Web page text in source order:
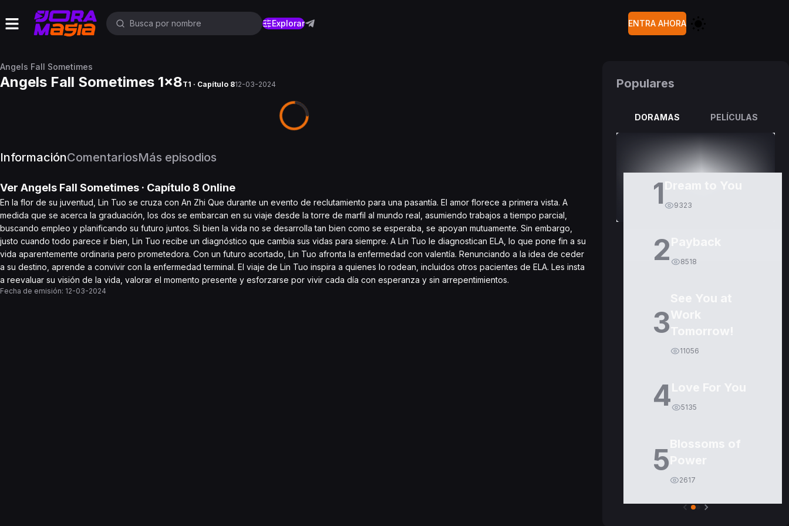
Explorar ENTRA AHORA
Angels Fall Sometimes
Angels Fall Sometimes 1x8T1 · Capítulo 812-03-2024
InformaciónComentariosMás episodios
Ver Angels Fall Sometimes · Capítulo 8 Online
En la flor de su juventud, Lin Tuo se cruza con An Zhi Que durante un evento de reclutamiento para una pasantía. El amor florece a primera vista. A
medida que se acerca la graduación, los dos se embarcan en su viaje desde la torre de marfil al mundo real, asumiendo trabajos a tiempo parcial,
buscando empleo y planificando su futuro juntos. Si bien la vida no se desarrolla tan bien como se esperaba, se apoyan mutuamente. Sin embargo,
justo cuando todo parece ir bien, Lin Tuo recibe un diagnóstico que cambia sus vidas para siempre. A Lin Tuo le diagnostican ELA, lo que pone fin a su
vida aparentemente ordinaria pero prometedora. Con un futuro acortado, Lin Tuo afronta la enfermedad con valentía. Renunciando a la idea de ceder
a su destino, aprende a convivir con la enfermedad terminal. El viaje de Lin Tuo inspira a quienes lo rodean, incluidos otros pacientes de ELA. Les insta
a reevaluar su visión de la vida, valorar el momento presente y esforzarse por vivir cada día con esperanza y sin arrepentimientos.
Fecha de emisión: 12-03-2024
Populares
DORAMAS PELÍCULAS
1 9323
2 8518
3
11056
4 5135
5
2617